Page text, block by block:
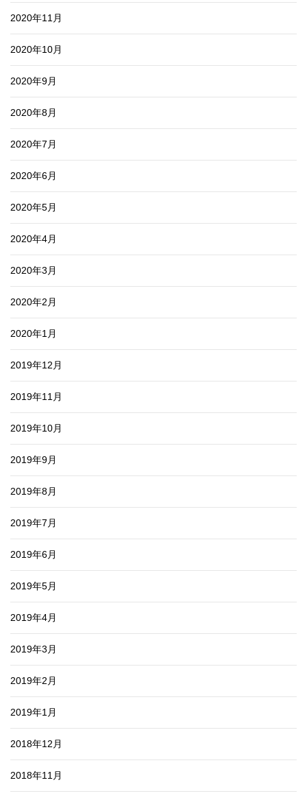
2020年11月
2020年10月
2020年9月
2020年8月
2020年7月
2020年6月
2020年5月
2020年4月
2020年3月
2020年2月
2020年1月
2019年12月
2019年11月
2019年10月
2019年9月
2019年8月
2019年7月
2019年6月
2019年5月
2019年4月
2019年3月
2019年2月
2019年1月
2018年12月
2018年11月